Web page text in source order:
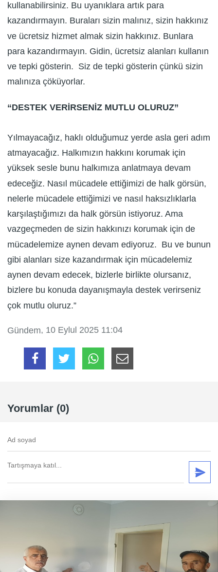
kullanabilirsiniz. Bu uyanıklara artık para
kazandırmayın. Buraları sizin malınız, sizin hakkınız
ve ücretsiz hizmet almak sizin hakkınız. Bunlara
para kazandırmayın. Gidin, ücretsiz alanları kullanın
ve tepki gösterin. Siz de tepki gösterin çünkü sizin
malınıza çöküyorlar.
“DESTEK VERİRSENİZ MUTLU OLURUZ”
Yılmayacağız, haklı olduğumuz yerde asla geri adım
atmayacağız. Halkımızın hakkını korumak için
yüksek sesle bunu halkımıza anlatmaya devam
edeceğiz. Nasıl mücadele ettiğimizi de halk görsün,
nelerle mücadele ettiğimizi ve nasıl haksızlıklarla
karşılaştığımızı da halk görsün istiyoruz. Ama
vazgeçmeden de sizin hakkınızı korumak için de
mücadelemize aynen devam ediyoruz. Bu ve bunun
gibi alanları size kazandırmak için mücadelemiz
aynen devam edecek, bizlerle birlikte olursanız,
bizlere bu konuda dayanışmayla destek verirseniz
çok mutlu oluruz.”
Gündem, 10 Eylul 2025 11:04
Yorumlar (0)